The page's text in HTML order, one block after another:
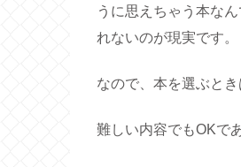
うに思えちゃう本な
れないのが現実です。
なので、本を選ぶと
難しい内容でもOKで